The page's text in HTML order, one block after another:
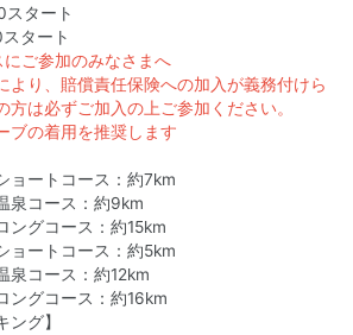
タート
タート
ご参加のみなさまへ
より、賠償責任保険への加入が義務付けら
方は必ずご加入の上ご参加ください。
ブの着用を推奨します
ートコース：約7km
：約9km
ス：約15km
ートコース：約5km
：約12km
ス：約16km
ング】